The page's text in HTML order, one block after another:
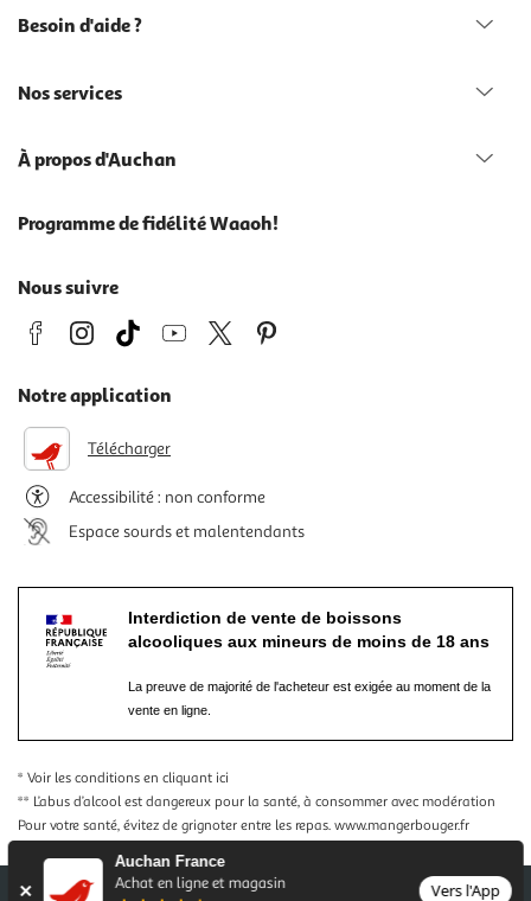
Auchan France
Achat en ligne et magasin
Vers l'App
Besoin d'aide ?
Nos services
À propos d'Auchan
Programme de fidélité Waaoh!
Nous suivre
Notre application
Télécharger
Accessibilité : non conforme
Espace sourds et malentendants
Interdiction de vente de boissons
alcooliques aux mineurs de moins de 18 ans
La preuve de majorité de l'acheteur est exigée au moment de la
vente en ligne.
* Voir les conditions en cliquant ici
** L’abus d’alcool est dangereux pour la santé, à consommer avec modération
Pour votre santé, évitez de grignoter entre les repas. www.mangerbouger.fr